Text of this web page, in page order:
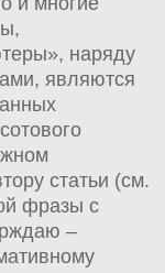
наряду
являются
статьи (см.
фразы с
–